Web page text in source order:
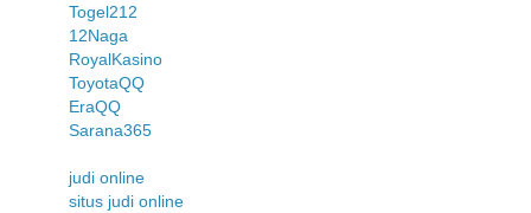
Togel212
12Naga
RoyalKasino
ToyotaQQ
EraQQ
Sarana365
judi online
situs judi online